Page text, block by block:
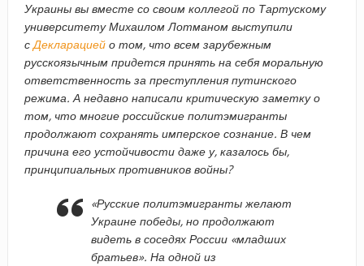
Украины вы вместе со своим коллегой по Тартускому
университету Михаилом Лотманом выступили
сДекларациейо том, что всем зарубежным
русскоязычным придется принять на себя моральную
ответственность за преступления путинского
режима. А недавно написали критическую заметку о
том, что многие российские политэмигранты
продолжают сохранять имперское сознание. В чем
причина его устойчивости даже у, казалось бы,
принципиальных противников войны?
«Русские политэмигранты желают
Украине победы, но продолжают
видеть в соседях России «младших
братьев». На одной из